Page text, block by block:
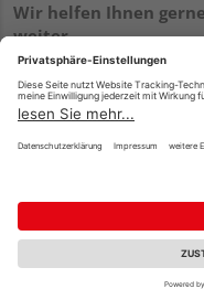
Wir helfen Ihnen gerne
weiter
Tel.:+49 8122 14197
E-Mail:vertrieb@holz-liebl.de
Impressum AGB
Reservierungsbedingungen